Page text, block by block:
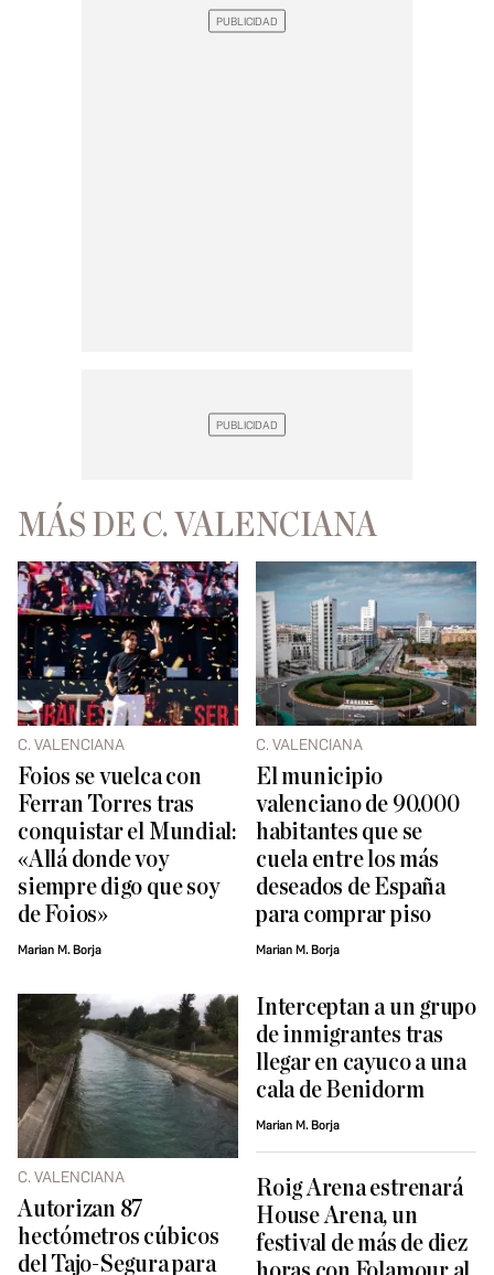
MÁS DE C. VALENCIANA
C. VALENCIANA
Foios se vuelca con
Ferran Torres tras
conquistar el Mundial:
«Allá donde voy
siempre digo que soy
de Foios»
Marian M. Borja
C. VALENCIANA
El municipio
valenciano de 90.000
habitantes que se
cuela entre los más
deseados de España
para comprar piso
Marian M. Borja
C. VALENCIANA
Autorizan 87
hectómetros cúbicos
del Tajo-Segura para
Interceptan a un grupo
de inmigrantes tras
llegar en cayuco a una
cala de Benidorm
Marian M. Borja
Roig Arena estrenará
House Arena, un
festival de más de diez